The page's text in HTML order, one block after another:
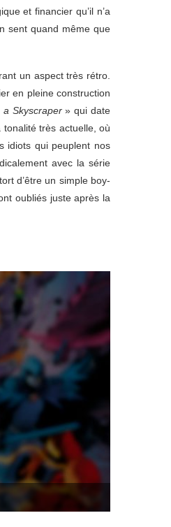
et financier qu’il n’a
sent quand même que
un aspect très rétro.
en pleine construction
Skyscraper» qui date
très actuelle, où
idiots qui peuplent nos
avec la série
d’être un simple boy-
oubliés juste après la